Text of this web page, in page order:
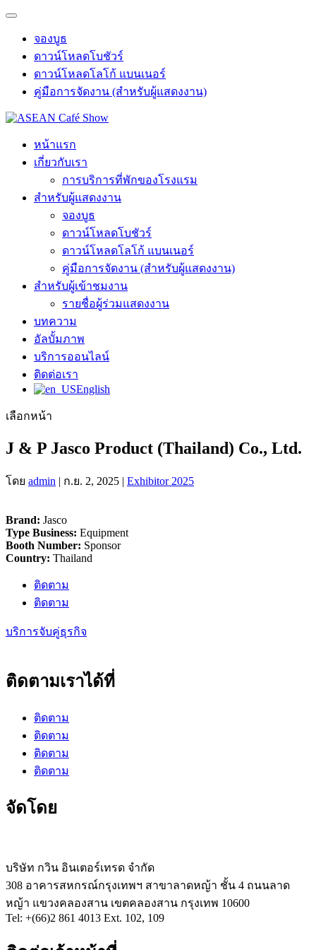
จองบูธ
ดาวน์โหลดโบชัวร์
ดาวน์โหลดโลโก้ แบนเนอร์
คู่มือการจัดงาน (สำหรับผู้แสดงงาน)
หน้าแรก
เกี่ยวกับเรา
การบริการที่พักของโรงแรม
สำหรับผู้แสดงงาน
จองบูธ
ดาวน์โหลดโบชัวร์
ดาวน์โหลดโลโก้ แบนเนอร์
คู่มือการจัดงาน (สำหรับผู้แสดงงาน)
สำหรับผู้เข้าชมงาน
รายชื่อผู้ร่วมแสดงงาน
บทความ
อัลบั้มภาพ
บริการออนไลน์
ติดต่อเรา
English
เลือกหน้า
J & P Jasco Product (Thailand) Co., Ltd.
โดย admin | ก.ย. 2, 2025 | Exhibitor 2025
Brand: Jasco
Type Business: Equipment
Booth Number: Sponsor
Country: Thailand
ติดตาม
ติดตาม
บริการจับคู่ธุรกิจ
ติดตามเราได้ที่
ติดตาม
ติดตาม
ติดตาม
ติดตาม
จัดโดย
บริษัท กวิน อินเตอร์เทรด จำกัด
308 อาคารสหกรณ์กรุงเทพฯ สาขาลาดหญ้า ชั้น 4 ถนนลาด
หญ้า แขวงคลองสาน เขตคลองสาน กรุงเทพ 10600
Tel: +(66)2 861 4013 Ext. 102, 109